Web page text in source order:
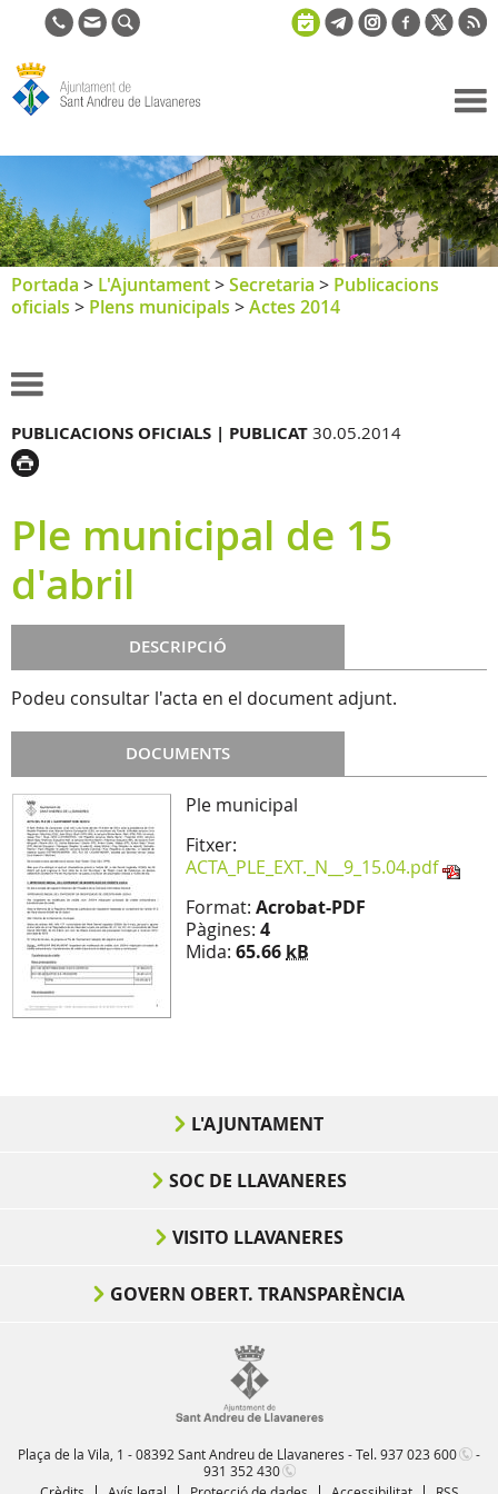
de Sant
Andreu de
Llavaneres
Portada > L'Ajuntament>Secretaria > Publicacions
oficials > Plens municipals >Actes 2014
PUBLICACIONS OFICIALS | PUBLICAT 30.05.2014
Ple municipal de 15
d'abril
DESCRIPCIÓ
Podeu consultar l'acta en el document adjunt.
DOCUMENTS
Ple municipal
Fitxer:
ACTA_PLE_EXT._N__9_15.04.pdf
Format: Acrobat-PDF
Pàgines: 4
Mida: 65.66 kB
L'AJUNTAMENT
SOC DE LLAVANERES
VISITO LLAVANERES
GOVERN OBERT. TRANSPARÈNCIA
Plaça de la Vila, 1 - 08392 Sant Andreu de Llavaneres - Tel.937 023 600
-
931 352 430